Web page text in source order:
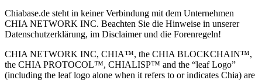
Chiabase.de steht in keiner Verbindung mit dem Unternehmen
CHIA NETWORK INC. Beachten Sie die Hinweise in unserer
Datenschutzerklärung, im Disclaimer und die Forenregeln!
CHIA NETWORK INC, CHIA™, the CHIA BLOCKCHAIN™,
the CHIA PROTOCOL™, CHIALISP™ and the “leaf Logo”
(including the leaf logo alone when it refers to or indicates Chia) are